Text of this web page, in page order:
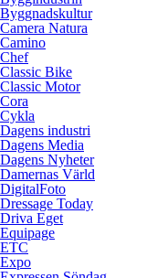
Byggnadskultur
Camera Natura
Camino
Chef
Classic Bike
Classic Motor
Cora
Cykla
Dagens industri
Dagens Media
Dagens Nyheter
Damernas Värld
DigitalFoto
Dressage Today
Driva Eget
Equipage
ETC
Expo